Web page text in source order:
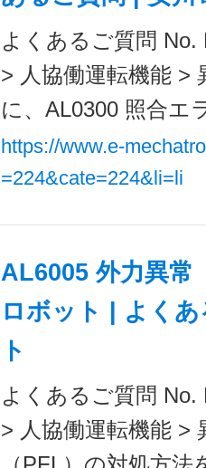
よくあるご質問 No.
> 人協働運転機能 >
に、AL0300 照合エ
https://www.e-
=224&cate=224&li=li
AL6005 外力異常
ロボット | よく
ト
よくあるご質問 No.
> 人協働運転機能 >